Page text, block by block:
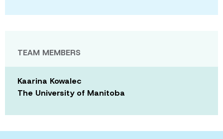
TEAM MEMBERS
Kaarina Kowalec
The University of Manitoba